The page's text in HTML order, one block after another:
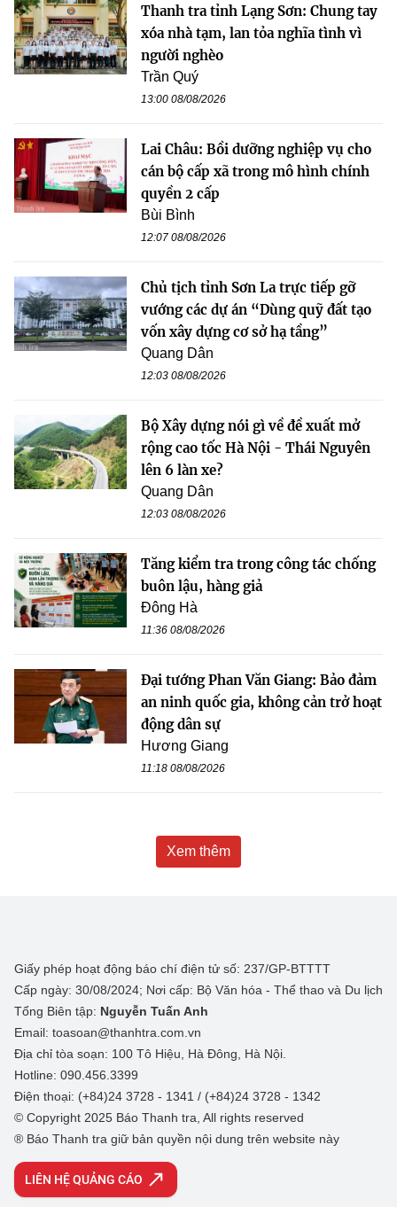
Thanh tra tỉnh Lạng Sơn: Chung tay
xóa nhà tạm, lan tỏa nghĩa tình vì
người nghèo
Trần Quý
13:00 08/08/2026
Lai Châu: Bồi dưỡng nghiệp vụ cho
cán bộ cấp xã trong mô hình chính
quyền 2 cấp
Bùi Bình
12:07 08/08/2026
Chủ tịch tỉnh Sơn La trực tiếp gỡ
vướng các dự án “Dùng quỹ đất tạo
vốn xây dựng cơ sở hạ tầng”
Quang Dân
12:03 08/08/2026
Bộ Xây dựng nói gì về đề xuất mở
rộng cao tốc Hà Nội - Thái Nguyên
lên 6 làn xe?
Quang Dân
12:03 08/08/2026
Tăng kiểm tra trong công tác chống
buôn lậu, hàng giả
Đông Hà
11:36 08/08/2026
Đại tướng Phan Văn Giang: Bảo đảm
an ninh quốc gia, không cản trở hoạt
động dân sự
Hương Giang
11:18 08/08/2026
Xem thêm
Giấy phép hoạt động báo chí điện tử số: 237/GP-BTTTT
Cấp ngày: 30/08/2024; Nơi cấp: Bộ Văn hóa - Thể thao và Du lịch
Tổng Biên tập: Nguyễn Tuấn Anh
Email: toasoan@thanhtra.com.vn
Địa chỉ tòa soạn: 100 Tô Hiệu, Hà Đông, Hà Nội.
Hotline: 090.456.3399
Điện thoại: (+84)24 3728 - 1341 / (+84)24 3728 - 1342
© Copyright 2025 Báo Thanh tra, All rights reserved
® Báo Thanh tra giữ bản quyền nội dung trên website này
LIÊN HỆ QUẢNG CÁO